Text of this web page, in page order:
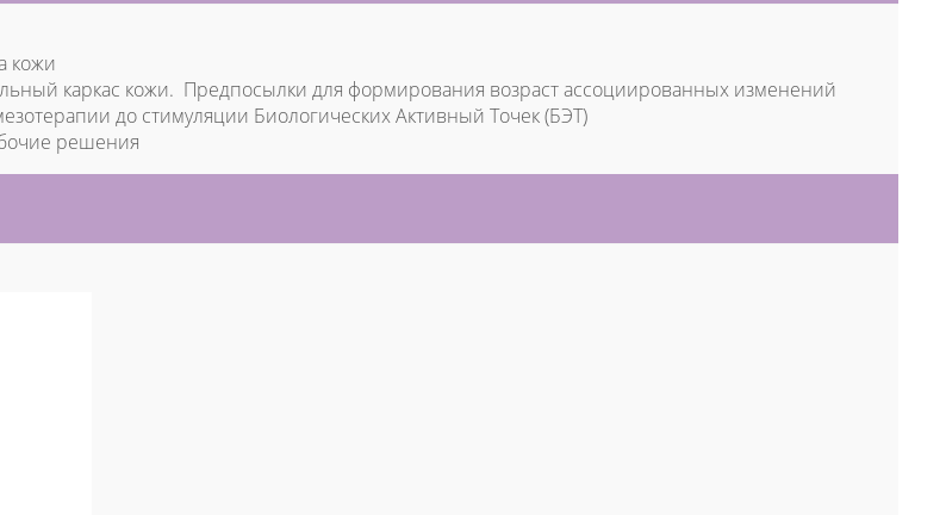
кожи
каркас кожи. Предпосылки для формирования возраст ассоциированных изменений
до стимуляции Биологических Активный Точек (БЭТ)
решения